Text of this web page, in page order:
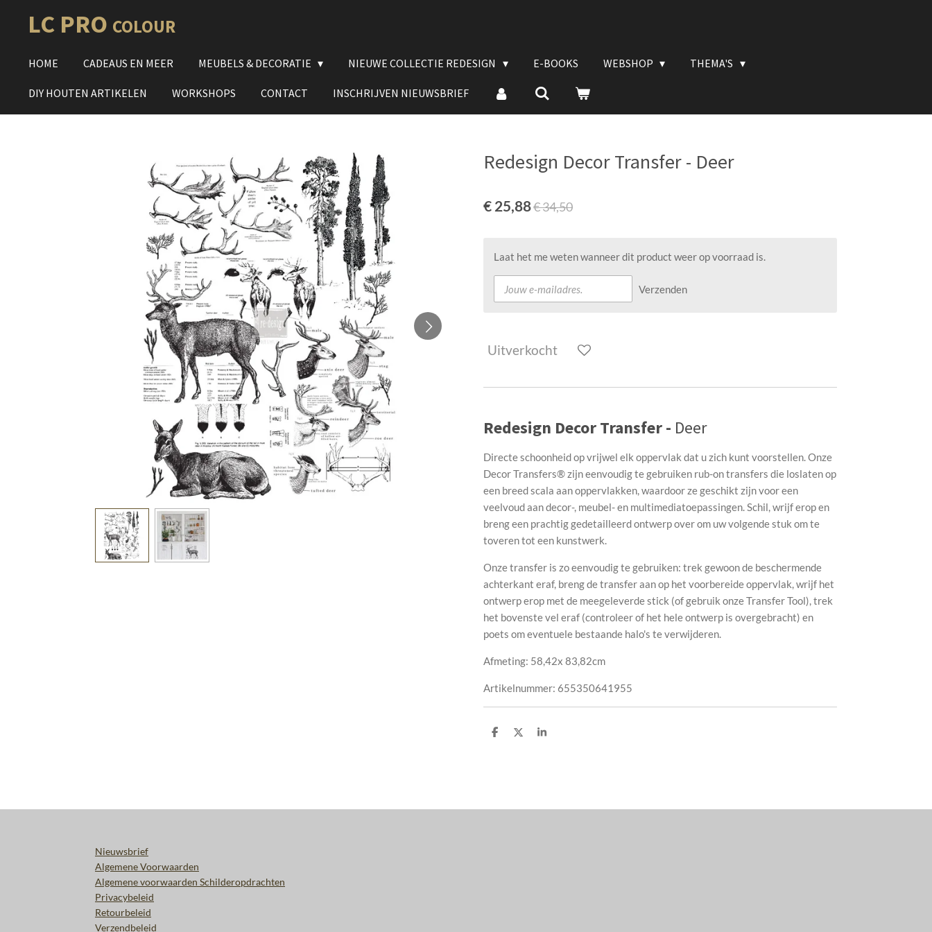
directLC PRO COLOUR
HOME CADEAUS EN MEER MEUBELS & DECORATIE NIEUWE COLLECTIE REDESIGN E-BOOKS WEBSHOP THEMA'S
DIY HOUTEN ARTIKELEN WORKSHOPS CONTACT INSCHRIJVEN NIEUWSBRIEF
Redesign Decor Transfer - Deer
€ 25,88€ 34,50
Laat het me weten wanneer dit product weer op voorraad is.
Verzenden
Uitverkocht
Redesign Decor Transfer - Deer
Directe schoonheid op vrijwel elk oppervlak dat u zich kunt voorstellen. Onze
Decor Transfers® zijn eenvoudig te gebruiken rub-on transfers die loslaten op
een breed scala aan oppervlakken, waardoor ze geschikt zijn voor een
veelvoud aan decor-, meubel- en multimediatoepassingen. Schil, wrijf erop en
breng een prachtig gedetailleerd ontwerp over om uw volgende stuk om te
toveren tot een kunstwerk.
Onze transfer is zo eenvoudig te gebruiken: trek gewoon de beschermende
achterkant eraf, breng de transfer aan op het voorbereide oppervlak, wrijf het
ontwerp erop met de meegeleverde stick (of gebruik onze Transfer Tool), trek
het bovenste vel eraf (controleer of het hele ontwerp is overgebracht) en
poets om eventuele bestaande halo's te verwijderen.
Afmeting: 58,42x 83,82cm
Artikelnummer: 655350641955
D
D
S
Nieuwsbrief
Algemene Voorwaarden
Algemene voorwaarden Schilderopdrachten
Privacybeleid
Retourbeleid
Verzendbeleid